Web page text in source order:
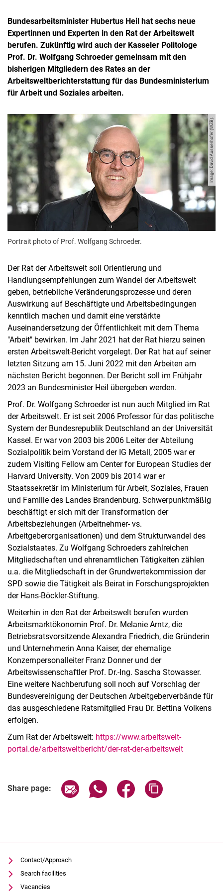
Bundesarbeitsminister Hubertus Heil hat sechs neue
Expertinnen und Experten in den Rat der Arbeitswelt
berufen. Zukünftig wird auch der Kasseler Politologe
Prof. Dr. Wolfgang Schroeder gemeinsam mit den
bisherigen Mitgliedern des Rates an der
Arbeitsweltberichterstattung für das Bundesministerium
für Arbeit und Soziales arbeiten.
Image: David Ausserhofer (WZB).
Portrait photo of Prof. Wolfgang Schroeder.
Der Rat der Arbeitswelt soll Orientierung und
Handlungsempfehlungen zum Wandel der Arbeitswelt
geben, betriebliche Veränderungsprozesse und deren
Auswirkung auf Beschäftigte und Arbeitsbedingungen
kenntlich machen und damit eine verstärkte
Auseinandersetzung der Öffentlichkeit mit dem Thema
"Arbeit" bewirken. Im Jahr 2021 hat der Rat hierzu seinen
ersten Arbeitswelt-Bericht vorgelegt. Der Rat hat auf seiner
letzten Sitzung am 15. Juni 2022 mit den Arbeiten am
nächsten Bericht begonnen. Der Bericht soll im Frühjahr
2023 an Bundesminister Heil übergeben werden.
Prof. Dr. Wolfgang Schroeder ist nun auch Mitglied im Rat
der Arbeitswelt. Er ist seit 2006 Professor für das politische
System der Bundesrepublik Deutschland an der Universität
Kassel. Er war von 2003 bis 2006 Leiter der Abteilung
Sozialpolitik beim Vorstand der IG Metall, 2005 war er
zudem Visiting Fellow am Center for European Studies der
Harvard University. Von 2009 bis 2014 war er
Staatssekretär im Ministerium für Arbeit, Soziales, Frauen
und Familie des Landes Brandenburg. Schwerpunktmäßig
beschäftigt er sich mit der Transformation der
Arbeitsbeziehungen (Arbeitnehmer- vs.
Arbeitgeberorganisationen) und dem Strukturwandel des
Sozialstaates. Zu Wolfgang Schroeders zahlreichen
Mitgliedschaften und ehrenamtlichen Tätigkeiten zählen
u.a. die Mitgliedschaft in der Grundwertekommission der
SPD sowie die Tätigkeit als Beirat in Forschungsprojekten
der Hans-Böckler-Stiftung.
Weiterhin in den Rat der Arbeitswelt berufen wurden
Arbeitsmarktökonomin Prof. Dr. Melanie Arntz, die
Betriebsratsvorsitzende Alexandra Friedrich, die Gründerin
und Unternehmerin Anna Kaiser, der ehemalige
Konzernpersonalleiter Franz Donner und der
Arbeitswissenschaftler Prof. Dr.-Ing. Sascha Stowasser.
Eine weitere Nachberufung soll noch auf Vorschlag der
Bundesvereinigung der Deutschen Arbeitgeberverbände für
das ausgeschiedene Ratsmitglied Frau Dr. Bettina Volkens
erfolgen.
Zum Rat der Arbeitswelt: https://www.arbeitswelt-
portal.de/arbeitsweltbericht/der-rat-der-arbeitswelt
Share page: Share page via email
Share page via WhatsApp
Share page via
Contact/Approach
Search facilities
Vacancies